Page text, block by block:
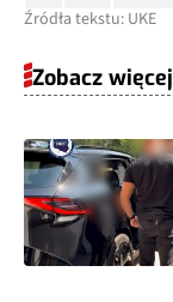
Źródła tekstu: UKE
Zobacz więcej